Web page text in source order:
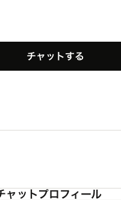
チャットする
ャットプロフィール